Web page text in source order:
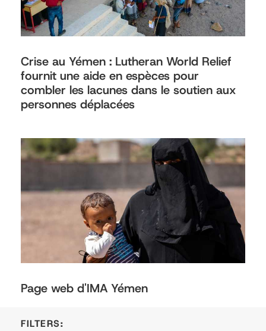
Crise au Yémen : Lutheran World Relief
fournit une aide en espèces pour
combler les lacunes dans le soutien aux
personnes déplacées
Page web d'IMA Yémen